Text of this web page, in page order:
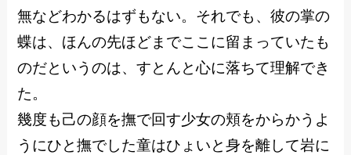
無などわかるはずもない。それでも、彼の掌の
蝶は、ほんの先ほどまでここに留まっていたも
のだというのは、すとんと心に落ちて理解でき
た。
幾度も己の顔を撫で回す少女の頬をからかうよ
うにひと撫でした童はひょいと身を離して岩に